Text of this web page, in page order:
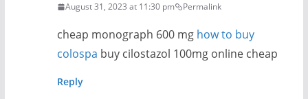
August 31, 2023 at 11:30 pm Permalink
cheap monograph 600 mg how to buy
colospa buy cilostazol 100mg online cheap
Reply